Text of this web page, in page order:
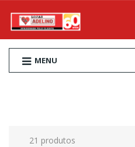
MENU
21 produtos